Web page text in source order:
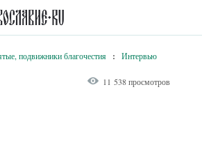
подвижники благочестия : Интервью
11 538 просмотров